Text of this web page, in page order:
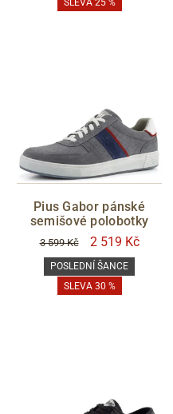
SLEVA 25 %
Pius Gabor pánské
semišové polobotky
3 599 Kč 2 519 Kč
POSLEDNÍ ŠANCE
SLEVA 30 %